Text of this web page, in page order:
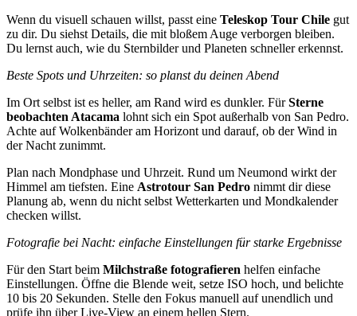
Wenn du visuell schauen willst, passt eine Teleskop Tour Chile gut
zu dir. Du siehst Details, die mit bloßem Auge verborgen bleiben.
Du lernst auch, wie du Sternbilder und Planeten schneller erkennst.
Beste Spots und Uhrzeiten: so planst du deinen Abend
Im Ort selbst ist es heller, am Rand wird es dunkler. FürSterne
beobachten Atacama lohnt sich ein Spot außerhalb von San Pedro.
Achte auf Wolkenbänder am Horizont und darauf, ob der Wind in
der Nacht zunimmt.
Plan nach Mondphase und Uhrzeit. Rund um Neumond wirkt der
Himmel am tiefsten. Eine Astrotour San Pedro nimmt dir diese
Planung ab, wenn du nicht selbst Wetterkarten und Mondkalender
checken willst.
Fotografie bei Nacht: einfache Einstellungen für starke Ergebnisse
Für den Start beim Milchstraße fotografieren helfen einfache
Einstellungen. Öffne die Blende weit, setze ISO hoch, und belichte
10 bis 20 Sekunden. Stelle den Fokus manuell auf unendlich und
prüfe ihn über Live-View an einem hellen Stern.